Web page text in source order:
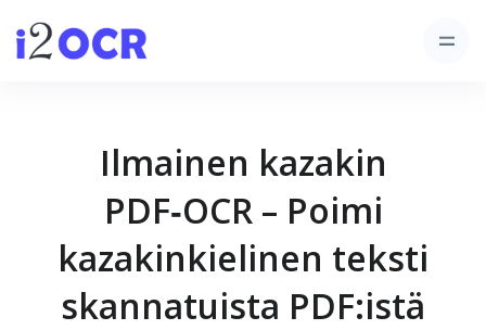
Ilmainen kazakin
PDF‑OCR – Poimi
kazakinkielinen teksti
skannatuista PDF:istä